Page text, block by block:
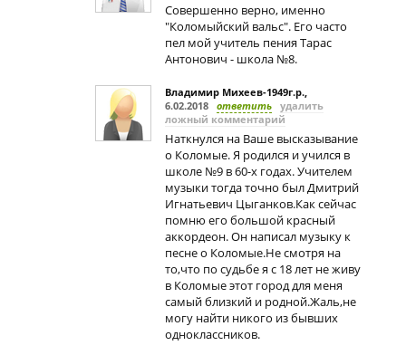
Совершенно верно, именно
"Коломыйский вальс". Его часто
пел мой учитель пения Тарас
Антонович - школа №8.
Владимир Михеев-1949г.р.,
6.02.2018 ответить удалить
ложный комментарий
Наткнулся на Ваше высказывание
о Коломые. Я родился и учился в
школе №9 в 60-х годах. Учителем
музыки тогда точно был Дмитрий
Игнатьевич Цыганков.Как сейчас
помню его большой красный
аккордеон. Он написал музыку к
песне о Коломые.Не смотря на
то,что по судьбе я с 18 лет не живу
в Коломые этот город для меня
самый близкий и родной.Жаль,не
могу найти никого из бывших
одноклассников.